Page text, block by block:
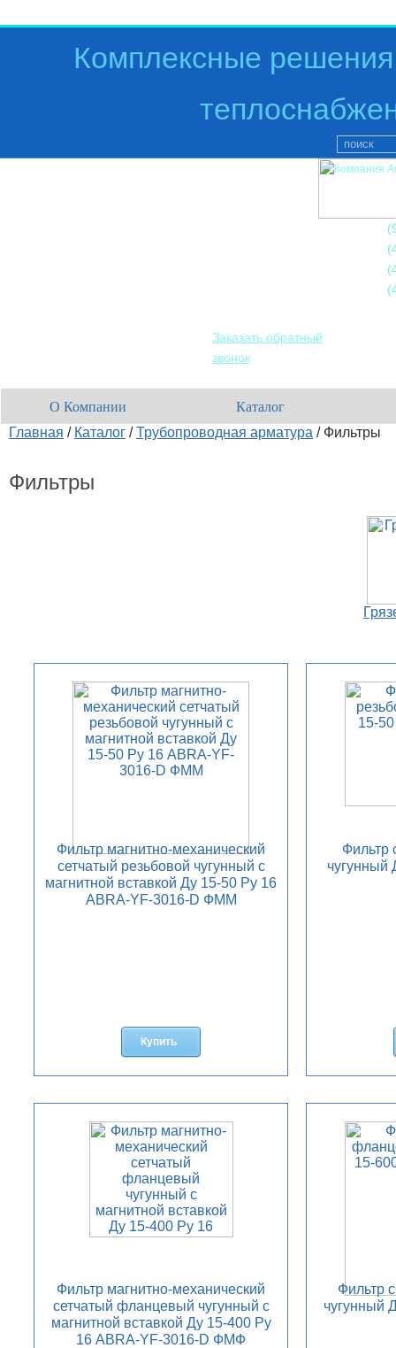
Комплексные
Заказать обратный
звонок
О Компании Каталог
Главная / Каталог /Трубопроводная арматура / Фильтры
Фильтры
Фильтр магнитно-механический
сетчатый резьбовой чугунный с
магнитной вставкой Ду 15-50 Ру 16
ABRA-YF-3016-D ФММ
Купить
Фильтр
чугунный
Фильтр магнитно-механический
сетчатый фланцевый чугунный с
магнитной вставкой Ду 15-400 Ру
16 ABRA-YF-3016-D ФМФ
Фильтр
чугунный